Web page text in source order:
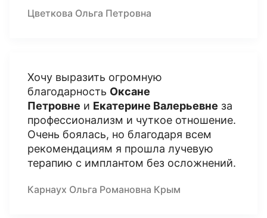
Цветкова Ольга Петровна
Хочу выразить огромную
благодарность Оксане
Петровне и Екатерине Валерьевне за
профессионализм и чуткое отношение.
Очень боялась, но благодаря всем
рекомендациям я прошла лучевую
терапию с имплантом без осложнений.
Карнаух Ольга Романовна Крым